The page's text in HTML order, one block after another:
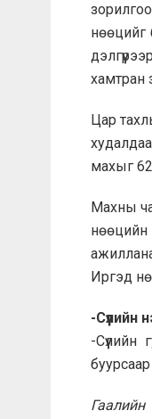
нөөцийг
хамтран
Цар
махыг
Махны
нөөцийн
Иргэд
-
-